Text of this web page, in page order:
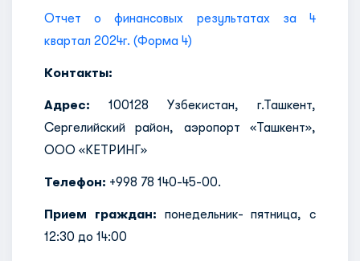
Отчет о финансовых результатах за 4
квартал 2024г. (Форма 4)
Контакты:
Адрес: 100128 Узбекистан, г.Ташкент,
Сергелийский район, аэропорт «Ташкент»,
ООО «КЕТРИНГ»
Телефон: +998 78 140-45-00.
Прием граждан: понедельник- пятница, с
12:30 до 14:00